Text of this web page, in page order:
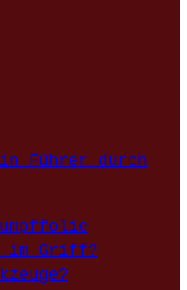
Führer durch
im Griff?